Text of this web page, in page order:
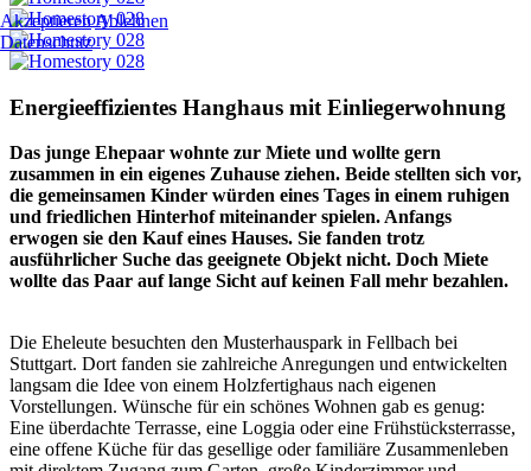
Energieeffizientes Hanghaus mit Einliegerwohnung
Das junge Ehepaar wohnte zur Miete und wollte gern
zusammen in ein eigenes Zuhause ziehen. Beide stellten sich vor,
die gemeinsamen Kinder würden eines Tages in einem ruhigen
und friedlichen Hinterhof miteinander spielen. Anfangs
erwogen sie den Kauf eines Hauses. Sie fanden trotz
ausführlicher Suche das geeignete Objekt nicht. Doch Miete
wollte das Paar auf lange Sicht auf keinen Fall mehr bezahlen.
Die Eheleute besuchten den Musterhauspark in Fellbach bei
Stuttgart. Dort fanden sie zahlreiche Anregungen und entwickelten
langsam die Idee von einem Holzfertighaus nach eigenen
Vorstellungen. Wünsche für ein schönes Wohnen gab es genug:
Eine überdachte Terrasse, eine Loggia oder eine Frühstücksterrasse,
eine offene Küche für das gesellige oder familiäre Zusammenleben
AkzeptierenAblehnen
Datenschutz